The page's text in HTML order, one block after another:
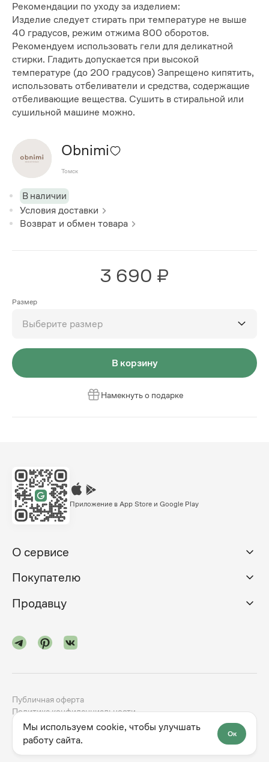
Рекомендации по уходу за изделием:
Изделие следует стирать при температуре не выше
40 градусов, режим отжима 800 оборотов.
Рекомендуем использовать гели для деликатной
стирки. Гладить допускается при высокой
температуре (до 200 градусов) Запрещено кипятить,
использовать отбеливатели и средства, содержащие
отбеливающие вещества. Сушить в стиральной или
сушильной машине можно.
Obnimi
Томск
В наличии
Условия доставки
Возврат и обмен товара
3 690 ₽
Размер
Выберите размер
В корзину
Намекнуть о подарке
Приложение в App Store и Google Play
О сервисе
Покупателю
Продавцу
2024-2026godno.com dev.family
Публичная оферта
Политика конфиденциальности
Мы используем cookie, чтобы улучшать
работу сайта.
Ок